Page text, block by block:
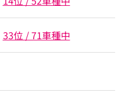
33位 / 71車種中